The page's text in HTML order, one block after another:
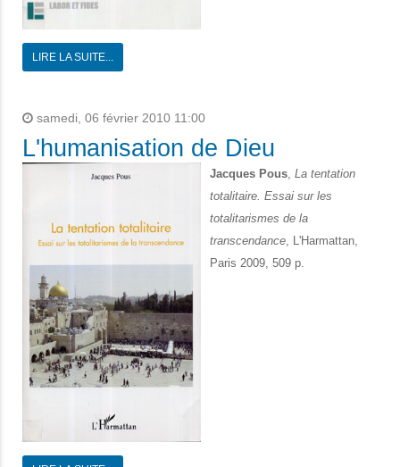
LIRE LA SUITE...
samedi, 06 février 2010 11:00
L'humanisation de Dieu
Jacques Pous La tentation
totalitaire. Essai sur les
totalitarismes de la
transcendance , L'Harmattan,
Paris 2009, 509 p.